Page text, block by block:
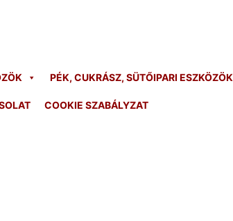
PÉK, CUKRÁSZ, SÜTŐIPARI ESZKÖZÖK
COOKIE SZABÁLYZAT